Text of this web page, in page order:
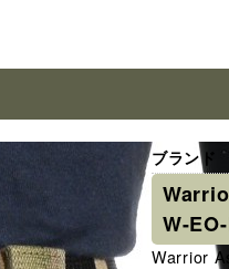
ブランド
W-
Warrior